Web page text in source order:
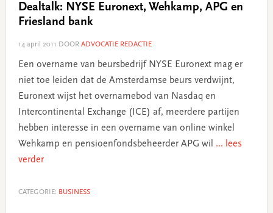
Dealtalk: NYSE Euronext, Wehkamp, APG en
Friesland bank
14 april 2011 DOOR ADVOCATIE REDACTIE
Een overname van beursbedrijf NYSE Euronext mag er
niet toe leiden dat de Amsterdamse beurs verdwijnt,
Euronext wijst het overnamebod van Nasdaq en
Intercontinental Exchange (ICE) af, meerdere partijen
hebben interesse in een overname van online winkel
Wehkamp en pensioenfondsbeheerder APG wil ... lees
verder
CATEGORIE: BUSINESS